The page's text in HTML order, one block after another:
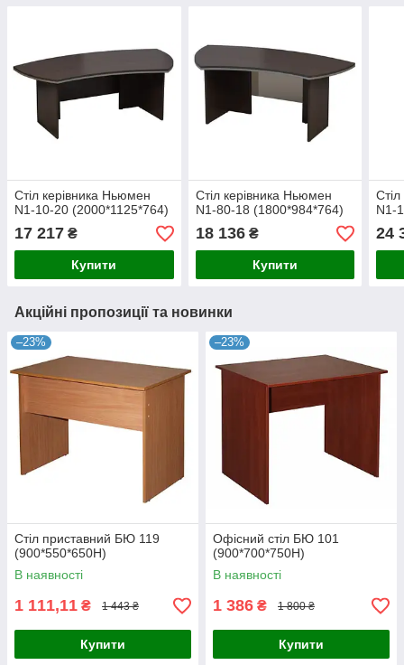
Стіл керівника Ньюмен
N1-10-20 (2000*1125*764)
17 217 ₴
Купити
Стіл керівника Ньюмен
N1-80-18 (1800*984*764)
18 136₴
Купити
N1-
24
Акційні пропозиції та новинки
–23%
Стіл приставний БЮ 119
(900*550*650Н)
В наявності
1 111,11 ₴ 1 443 ₴
Купити
–23%
Офісний стіл БЮ 101
(900*700*750Н)
В наявності
1 386 ₴ 1 800 ₴
Купити